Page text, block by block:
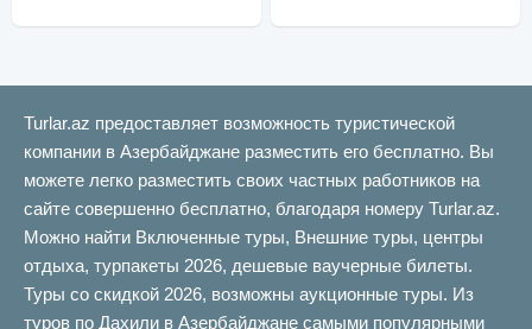
Turlar.az предоставляет возможность туристической
компании в Азербайджане разместить его бесплатно. Вы
можете легко разместить своих частных работников на
сайте совершенно бесплатно, благодаря номеру Turlar.az.
Можно найти Включенные туры, Внешние туры, центры
отдыха, турпакеты 2026, дешевые ваучерные билеты.
Туры со скидкой 2026, возможны аукционные туры. Из
туров по Дахили в Азербайджане самыми популярными